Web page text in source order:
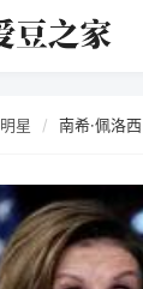
明星 南希·佩洛西